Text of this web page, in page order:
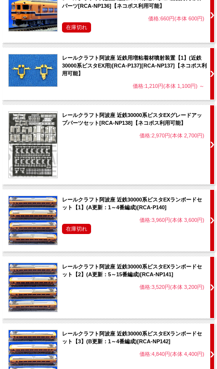
パーツ[RCA-NP136]【ネコポス利用可能】
価格:660円(本体 600円)
在庫切れ
レールクラフト阿波座 近鉄用増粘着材噴射装置【1】(近鉄
30000系ビスタEX用)[RCA-P137][RCA-NP137]【ネコポス利
用可能】
価格:1,210円(本体 1,100円) ～
レールクラフト阿波座 近鉄30000系ビスタEXグレードアッ
プパーツセット[RCA-NP138]【ネコポス利用可能】
価格:2,970円(本体 2,700円)
レールクラフト阿波座 近鉄30000系ビスタEXランボードセ
ット【1】(A更新：1～4番編成)[RCA-P140]
価格:3,960円(本体 3,600円)
在庫切れ
レールクラフト阿波座 近鉄30000系ビスタEXランボードセ
ット【2】(A更新：5～15番編成)[RCA-NP141]
価格:3,520円(本体 3,200円)
レールクラフト阿波座 近鉄30000系ビスタEXランボードセ
ット【3】(B更新：1～4番編成)[RCA-NP142]
価格:4,840円(本体 4,400円)